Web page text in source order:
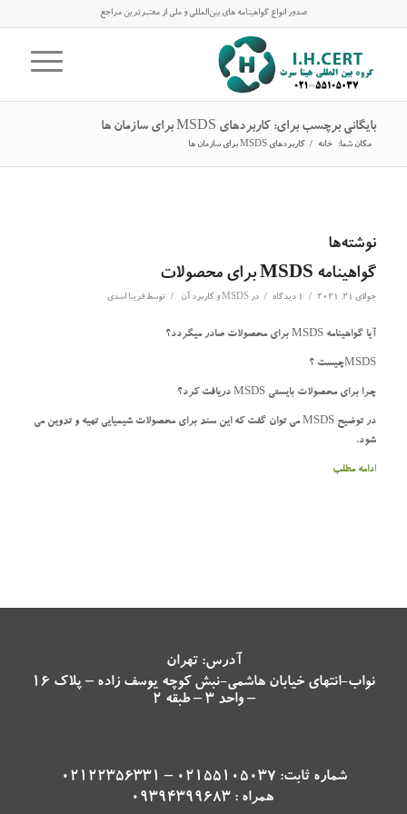
صدور انواع گواهینامه های بین‌المللی و ملی از معتبرترین مراجع
بایگانی برچسب برای: کاربردهای MSDS برای سازمان ها
مکان شما: خانه / کاربردهای MSDS برای سازمان ها
نوشته‌ها
گواهینامه MSDS برای محصولات
جولای 21, 2021 / 1 دیدگاه / در MSDS و کاربرد آن / توسط فریبا اسدی
آیا گواهینامه MSDS برای محصولات صادر میگردد؟
MSDSچیست ؟
چرا برای محصولات بایستی MSDS دریافت کرد؟
در توضیح MSDS می توان گفت که این سند برای محصولات شیمیایی تهیه و تدوین می
شود.
ادامه مطلب
آدرس: تهران
نواب-انتهای خیابان هاشمی-نبش کوچه یوسف زاده – پلاک 16
– واحد 3 – طبقه 2
شماره ثابت: 02155105037 – 02122356331
همراه : 09394399683